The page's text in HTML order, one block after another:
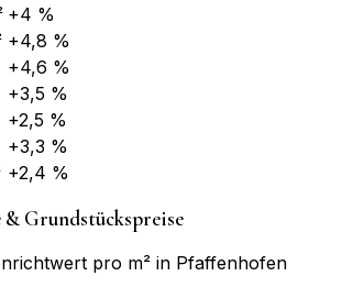
+4 %
+4,8 %
+4,6 %
+3,5 %
+2,5 %
+3,3 %
+2,4 %
Grundstückspreise
pro m² in Pfaffenhofen